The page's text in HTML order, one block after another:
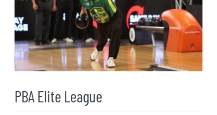
isompana
PBA Elite League